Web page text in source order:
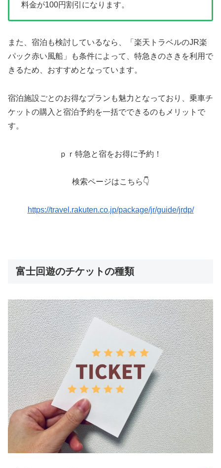
料金が100円割引になります。
また、宿泊も検討しているなら、「楽天トラベルのJR楽
パック赤い風船」も条件によって、特急きのさきを利用で
きるため、おすすめとなっています。
宿泊施設ごとのお得なプランも魅力となっており、乗車チ
ケットの購入と宿泊予約を一括でできるのもメリットで
す。
ｐｒ特急と宿をお得に予約！
検索ページはこちら👇
https://travel.rakuten.co.jp/package/jr/guide/jrdp/
富士回遊のチケットの種類